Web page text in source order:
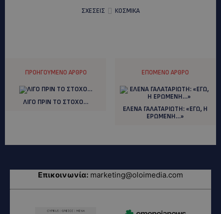
ΣΧΕΣΕΙΣ
ΚΟΣΜΙΚΑ
ΠΡΟΗΓΟΎΜΕΝΟ ΆΡΘΡΟ
ΛΙΓΟ ΠΡΙΝ ΤΟ ΣΤΟΧΟ…
ΕΠΌΜΕΝΟ ΆΡΘΡΟ
ΕΛΕΝΑ ΓΑΛΑΤΑΡΙΩΤΗ: «ΕΓΩ, Η
ΕΡΩΜΕΝΗ…»
Επικοινωνία: marketing@oloimedia.com